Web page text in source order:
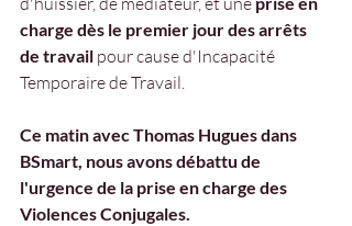
charge dès le premier jour des arrêts
de travail pour cause d'Incapacité
Temporaire de Travail.
Ce matin avec Thomas Hugues dans
BSmart, nous avons débattu de
l'urgence de la prise en charge des
Violences Conjugales.